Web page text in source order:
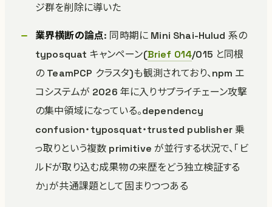
ジ群を削除に導いた
業界横断の論点: 同時期に Mini Shai-Hulud 系の
typosquat キャンペーン(Brief 014/015 と同根
の TeamPCP クラスタ)も観測されており、npm エ
コシステムが 2026 年に入りサプライチェーン攻撃
の集中領域になっている。dependency
confusion・typosquat・trusted publisher 乗
っ取りという複数 primitive が並行する状況で、「ビ
ルドが取り込む成果物の来歴をどう独立検証する
か」が共通課題として固まりつつある